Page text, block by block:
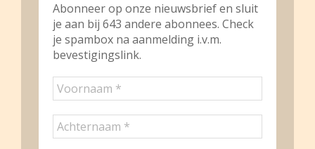
Abonneer op onze nieuwsbrief en sluit
je aan bij 643 andere abonnees. Check
je spambox na aanmelding i.v.m.
bevestigingslink.